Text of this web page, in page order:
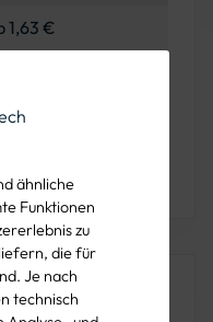
ähnliche
Funktionen
zu
die für
Je nach
technisch
1,63 €
1222 838 00 an!
folgenden